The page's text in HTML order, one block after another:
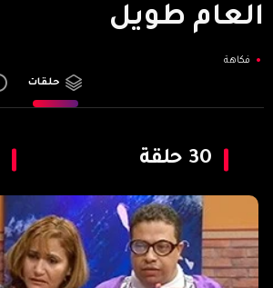
العام طويل‎
فكاهة
حلقات
30 حلقة